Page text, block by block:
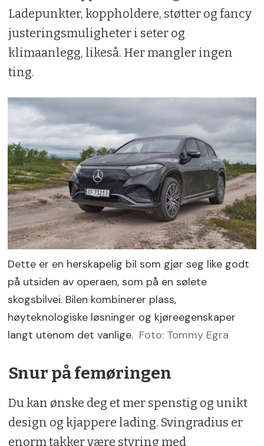
Ladepunkter, koppholdere, støtter og fancy
justeringsmuligheter i seter og
klimaanlegg, likeså. Her mangler ingen
ting.
Dette er en herskapelig bil som gjør seg like godt
på utsiden av operaen, som på en sølete
skogsbilvei. Bilen kombinerer plass,
høyteknologiske løsninger og kjøreegenskaper
langt utenom det vanlige. Foto: Tommy Egra
Snur på femøringen
Du kan ønske deg et mer spenstig og unikt
design og kjappere lading. Svingradius er
enorm takker være styring med